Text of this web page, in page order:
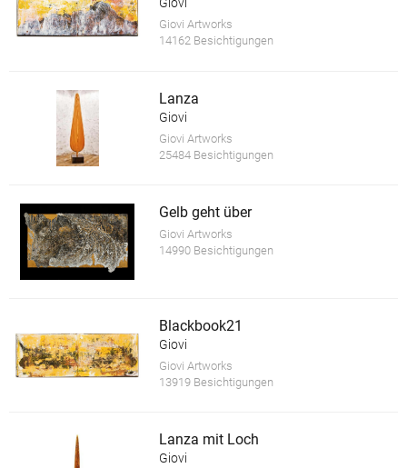
Giovi
Giovi Artworks
14162 Besichtigungen
Lanza
Giovi
Giovi Artworks
25484 Besichtigungen
Gelb geht über
Giovi Artworks
14990 Besichtigungen
Blackbook21
Giovi
Giovi Artworks
13919 Besichtigungen
Lanza mit Loch
Giovi